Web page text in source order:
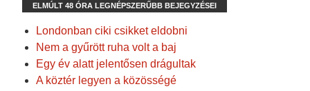
ELMÚLT 48 ÓRA LEGNÉPSZERŰBB BEJEGYZÉSEI
Londonban ciki csikket eldobni
Nem a gyűrött ruha volt a baj
Egy év alatt jelentősen drágultak
A köztér legyen a közösségé